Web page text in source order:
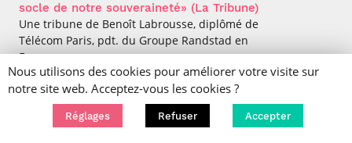
socle de notre souveraineté» (La Tribune)
Une tribune de Benoît Labrousse, diplômé de
Télécom Paris, pdt. du Groupe Randstad en
France.
20 février 26
Weytop lève 1,3 M€ pour accélérer la
virtualisation du bureau (Le Monde
Nous utilisons des cookies pour améliorer votre visite sur
notre site web. Acceptez-vous les cookies ?
Réglages Refuser Accepter